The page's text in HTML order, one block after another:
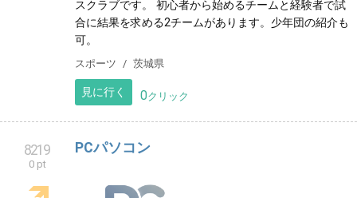
スクラブです。 初心者から始めるチームと経験者で試
合に結果を求める2チームがあります。少年団の紹介も
可。
スポーツ 茨城県
見に行く 0クリック
8219
0 pt
PCパソコン